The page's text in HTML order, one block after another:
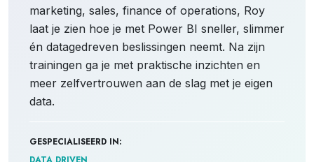
marketing, sales, finance of operations, Roy
laat je zien hoe je met Power BI sneller, slimmer
én datagedreven beslissingen neemt. Na zijn
trainingen ga je met praktische inzichten en
meer zelfvertrouwen aan de slag met je eigen
data.
GESPECIALISEERD IN: